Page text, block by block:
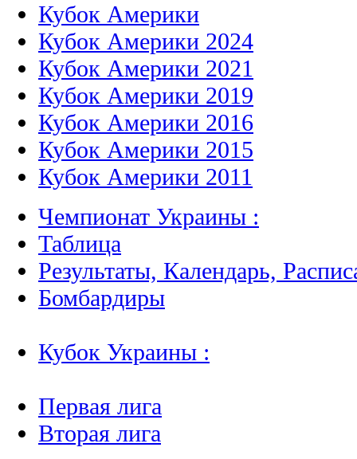
Кубок Америки
Кубок Америки 2024
Кубок Америки 2021
Кубок Америки 2019
Кубок Америки 2016
Кубок Америки 2015
Кубок Америки 2011
Чемпионат Украины :
Таблица
Результаты, Календарь,
Бомбардиры
Кубок Украины :
Первая лига
Вторая лига